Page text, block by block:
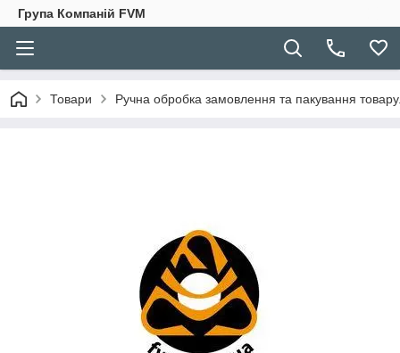
Група Компаній FVM
Товари Ручна обробка замовлення та пакування